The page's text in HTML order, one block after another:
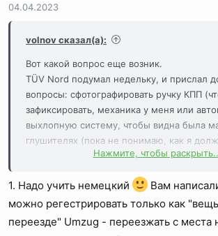
04.04.2023
volnov сказал(а):
Вот какой вопрос еще возник.
TÜV Nord подумал недельку, и прислал
вопросы: сфотографировать ручку КПП
зафиксировать, механика у меня или
выхлопную систему, чтобы видна была
глушителях (пока не понимаю, как я
сделать), а также сообщили, что
только в качестве товара для вывоза."
erfüllt Abgasseitig nur die Euro 4. Handelst
Umzugsgut? Nur als Umzugsgut wäre eine
Нажмите, чтобы
1. Надо учить немецкий
Вам
можно регестрировать только как
переезде" Umzug - переезжать с места